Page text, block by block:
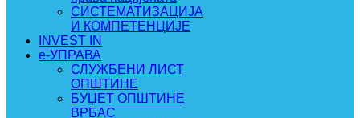
СИСТЕМАТИЗАЦИЈА
И КОМПЕТЕНЦИЈЕ
INVEST IN
e-УПРАВА
СЛУЖБЕНИ ЛИСТ
ОПШТИНЕ
БУЏЕТ ОПШТИНЕ
ВРБАС